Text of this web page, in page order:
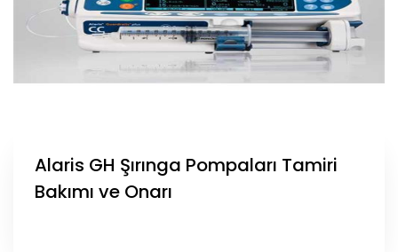
Alaris GH Şırınga Pompaları Tamiri
Bakımı ve Onarı